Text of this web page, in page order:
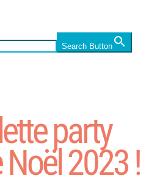
Search Button
party
2023 !